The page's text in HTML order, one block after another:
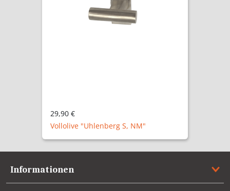
Vollolive "Essen NM"
Informationen